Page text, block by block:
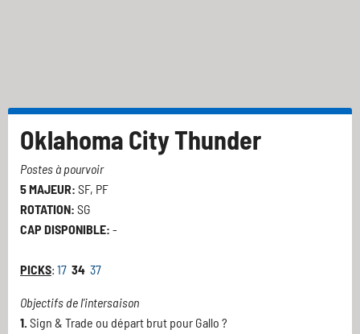
Oklahoma City Thunder
Postes à pourvoir
5 MAJEUR: SF, PF
ROTATION: SG
CAP DISPONIBLE: -
PICKS: 17 34 37
Objectifs de l'intersaison
1. Sign & Trade ou départ brut pour Gallo ?